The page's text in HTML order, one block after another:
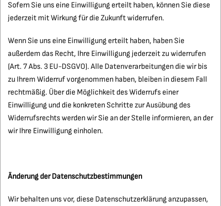
Sofern Sie uns eine Einwilligung erteilt haben, können Sie diese
jederzeit mit Wirkung für die Zukunft widerrufen.
Wenn Sie uns eine Einwilligung erteilt haben, haben Sie
außerdem das Recht, Ihre Einwilligung jederzeit zu widerrufen
(Art. 7 Abs. 3 EU-DSGVO). Alle Datenverarbeitungen die wir bis
zu Ihrem Widerruf vorgenommen haben, bleiben in diesem Fall
rechtmäßig. Über die Möglichkeit des Widerrufs einer
Einwilligung und die konkreten Schritte zur Ausübung des
Widerrufsrechts werden wir Sie an der Stelle informieren, an der
wir Ihre Einwilligung einholen.
Änderung der Datenschutzbestimmungen
Wir behalten uns vor, diese Datenschutzerklärung anzupassen,